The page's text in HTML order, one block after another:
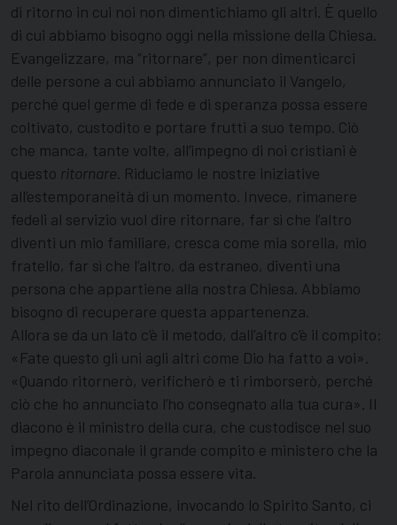
di ritorno in cui noi non dimentichiamo gli altri. È quello
di cui abbiamo bisogno oggi nella missione della Chiesa.
Evangelizzare, ma “ritornare”, per non dimenticarci
delle persone a cui abbiamo annunciato il Vangelo,
perché quel germe di fede e di speranza possa essere
coltivato, custodito e portare frutti a suo tempo. Ciò
che manca, tante volte, all’impegno di noi cristiani è
questo ritornare . Riduciamo le nostre iniziative
all’estemporaneità di un momento. Invece, rimanere
fedeli al servizio vuol dire ritornare, far sì che l’altro
diventi un mio familiare, cresca come mia sorella, mio
fratello, far sì che l’altro, da estraneo, diventi una
persona che appartiene alla nostra Chiesa. Abbiamo
bisogno di recuperare questa appartenenza.
Allora se da un lato c’è il metodo, dall’altro c’è il compito:
«Fate questo gli uni agli altri come Dio ha fatto a voi».
«Quando ritornerò, verificherò e ti rimborserò, perché
ciò che ho annunciato l’ho consegnato alla tua cura». Il
diacono è il ministro della cura, che custodisce nel suo
impegno diaconale il grande compito e ministero che la
Parola annunciata possa essere vita.
Nel rito dell’Ordinazione, invocando lo Spirito Santo, ci